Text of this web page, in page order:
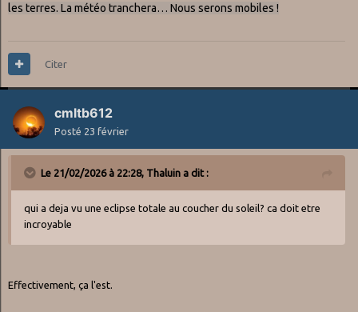
les terres. La météo tranchera… Nous serons mobiles !
Citer
cmltb612
Posté 23 février
Le 21/02/2026 à 22:28, Thaluin a dit :
qui a deja vu une eclipse totale au coucher du soleil? ca doit etre
incroyable
Effectivement, ça l'est.